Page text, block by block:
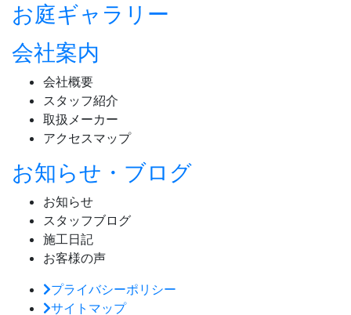
お庭ギャラリー
会社案内
会社概要
スタッフ紹介
取扱メーカー
アクセスマップ
お知らせ・ブログ
お知らせ
スタッフブログ
施工日記
お客様の声
プライバシーポリシー
サイトマップ